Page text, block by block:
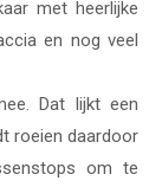
met heerlijke
en nog veel
Dat lijkt een
roeien daardoor
om te